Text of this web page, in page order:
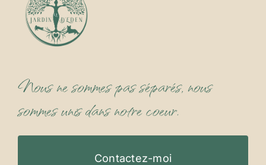
Nous ne sommes pas séparés, nous
sommes unis dans notre coeur.
Contactez-moi